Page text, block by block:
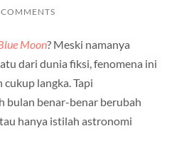
Moon? Meski namanya
dari dunia fiksi, fenomena ini
langka. Tapi
bulan benar-benar berubah
hanya istilah astronomi